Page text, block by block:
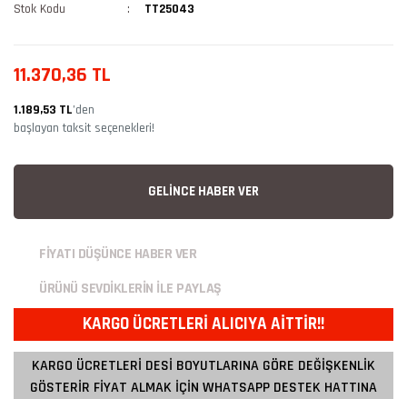
Stok Kodu
TT25043
11.370,36 TL
1.189,53 TL’den
başlayan taksit seçenekleri!
GELİNCE HABER VER
FİYATI DÜŞÜNCE HABER VER
ÜRÜNÜ SEVDİKLERİN İLE PAYLAŞ
KARGO ÜCRETLERİ ALICIYA AİTTİR!!
KARGO ÜCRETLERİ DESİ BOYUTLARINA GÖRE DEĞİŞKENLİK
GÖSTERİR FİYAT ALMAK İÇİN WHATSAPP DESTEK HATTINA